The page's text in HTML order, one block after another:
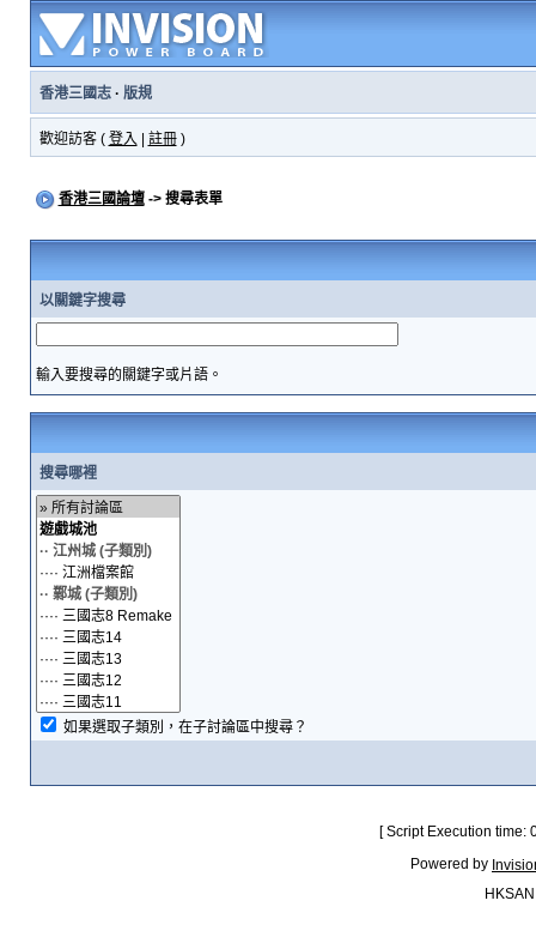
香港三國志· 版規
歡迎訪客 ( 登入 註冊)
香港三國論壇-> 搜尋表單
以關鍵字搜尋
輸入要搜尋的關鍵字或片語。
搜尋哪裡
如果選取子類別，在子討論區中搜尋？
[ Script Execution
Powered by